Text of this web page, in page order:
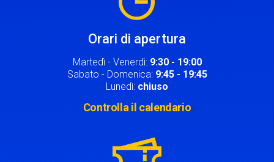
Orari di apertura
Martedì - Venerdì: 9:30 - 19:00
Sabato - Domenica: 9:45 - 19:45
Lunedì: chiuso
Controlla il calendario